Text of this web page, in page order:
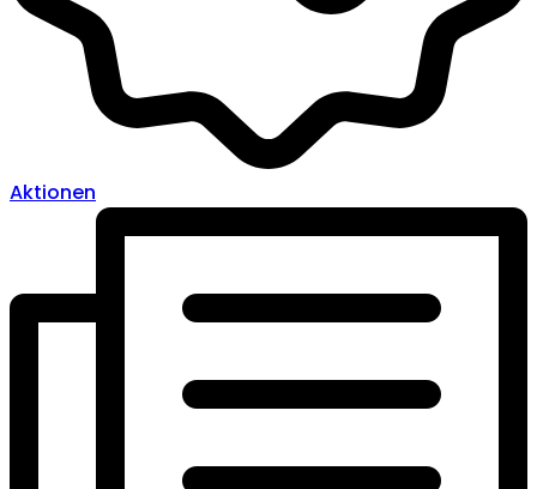
Aktionen